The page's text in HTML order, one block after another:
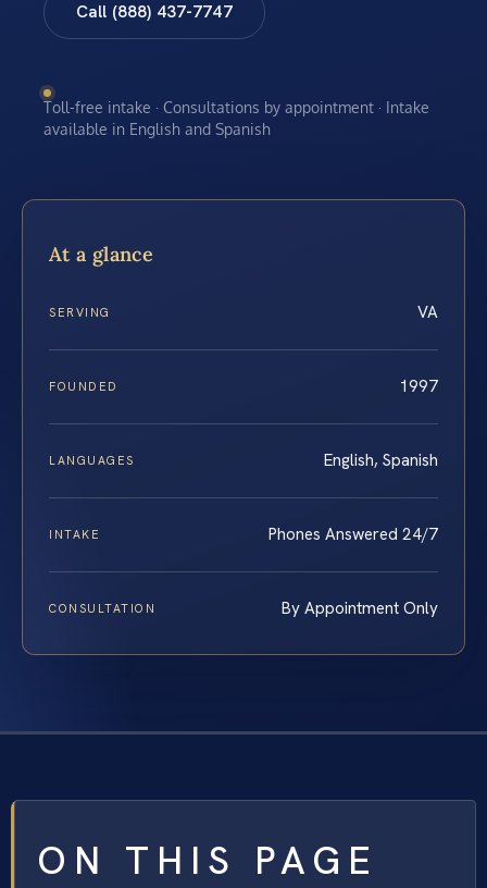
Call (888) 437-7747
Toll-free intake · Consultations by appointment · Intake
available in English and Spanish
At a glance
SERVING VA
FOUNDED 1997
LANGUAGES English, Spanish
INTAKE Phones Answered 24/7
CONSULTATION By Appointment Only
ON THIS PAGE